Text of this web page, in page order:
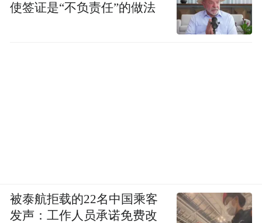
使签证是“不负责任”的做法
被泰航拒载的22名中国乘客
发声：工作人员承诺免费改